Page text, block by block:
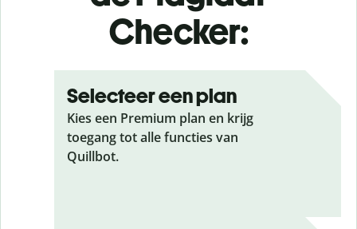
Checker:
Selecteer een plan
Kies een Premium plan en krijg
toegang tot alle functies van
Quillbot.